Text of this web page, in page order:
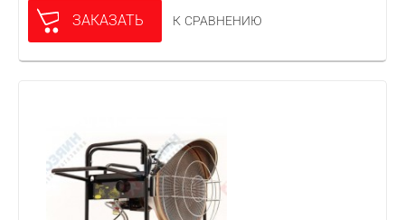
ЗАКАЗАТЬ К СРАВНЕНИЮ